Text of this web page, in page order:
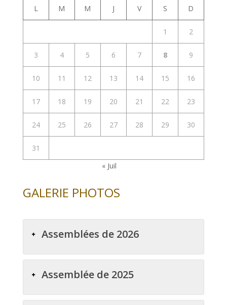
L M M J V S D
1 2
3 4 5 6 7 8 9
10 11 12 13 14 15 16
17 18 19 20 21 22 23
24 25 26 27 28 29 30
31
« Juil
GALERIE PHOTOS
Assemblées de 2026
Assemblée de 2025